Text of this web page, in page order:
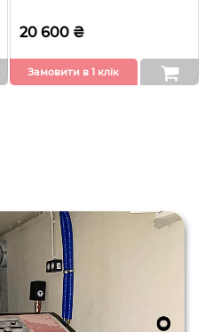
20 600 ₴
Замовити в 1 клік